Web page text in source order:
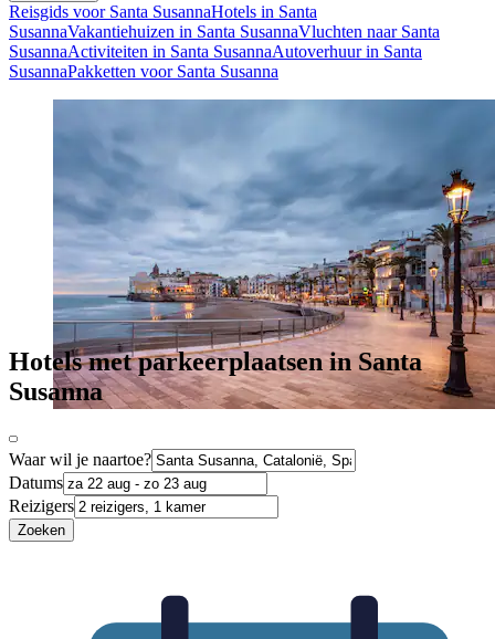
Reisgids voor Santa SusannaHotels in Santa
SusannaVakantiehuizen in Santa SusannaVluchten naar Santa
SusannaActiviteiten in Santa SusannaAutoverhuur in Santa
SusannaPakketten voor Santa Susanna
Hotels met parkeerplaatsen in Santa
Susanna
Waar wil je naartoe?
Datums
Reizigers
Zoeken